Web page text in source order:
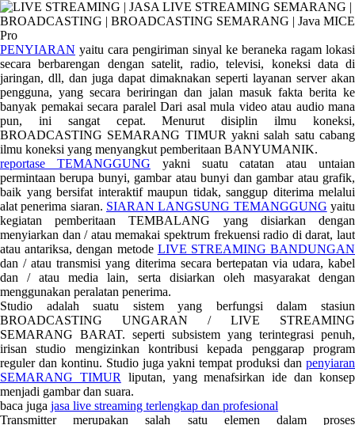
PENYIARAN yaitu cara pengiriman sinyal ke beraneka ragam lokasi
secara berbarengan dengan satelit, radio, televisi, koneksi data di
jaringan, dll, dan juga dapat dimaknakan seperti layanan server akan
pengguna, yang secara beriringan dan jalan masuk fakta berita ke
banyak pemakai secara paralel Dari asal mula video atau audio mana
pun, ini sangat cepat. Menurut disiplin ilmu koneksi,
BROADCASTING SEMARANG TIMUR yakni salah satu cabang
ilmu koneksi yang menyangkut pemberitaan BANYUMANIK.
reportase TEMANGGUNG yakni suatu catatan atau untaian
permintaan berupa bunyi, gambar atau bunyi dan gambar atau grafik,
baik yang bersifat interaktif maupun tidak, sanggup diterima melalui
alat penerima siaran. SIARAN LANGSUNG TEMANGGUNG yaitu
kegiatan pemberitaan TEMBALANG yang disiarkan dengan
menyiarkan dan / atau memakai spektrum frekuensi radio di darat, laut
atau antariksa, dengan metode LIVE STREAMING BANDUNGAN
dan / atau transmisi yang diterima secara bertepatan via udara, kabel
dan / atau media lain, serta disiarkan oleh masyarakat dengan
menggunakan peralatan penerima.
Studio adalah suatu sistem yang berfungsi dalam stasiun
BROADCASTING UNGARAN / LIVE STREAMING
SEMARANG BARAT. seperti subsistem yang terintegrasi penuh,
irisan studio mengizinkan kontribusi kepada penggarap program
reguler dan kontinu. Studio juga yakni tempat produksi dan penyiaran
SEMARANG TIMUR
liputan, yang menafsirkan ide dan konsep
menjadi gambar dan suara.
baca juga jasa live streaming terlengkap dan profesional
Transmitter merupakan salah satu elemen dalam proses